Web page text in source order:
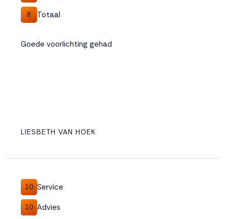
8 Totaal
Goede voorlichting gehad
LIESBETH VAN HOEK
10 Service
10 Advies